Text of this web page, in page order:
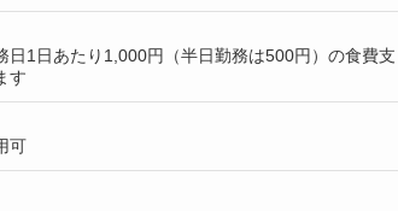
日1日あたり1,000円（半日勤務は500円）の食費支
す
可